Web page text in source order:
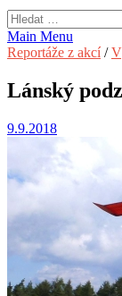
Vyhledávání
Main Menu
Reportáže z akcí/
Lánský
9.9.2018